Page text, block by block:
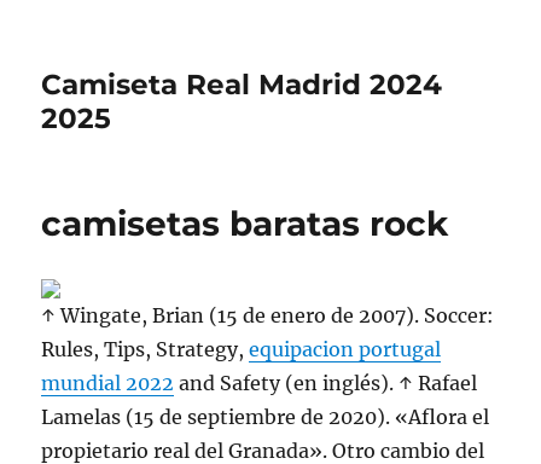
Camiseta Real Madrid 2024
2025
camisetas baratas rock
↑ Wingate, Brian (15 de enero de 2007). Soccer:
Rules, Tips, Strategy,equipacion portugal
mundial 2022 and Safety (en inglés). ↑ Rafael
Lamelas (15 de septiembre de 2020). «Aflora el
propietario real del Granada». Otro cambio del